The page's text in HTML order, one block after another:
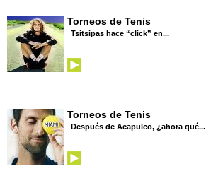
Torneos de Tenis
Tsitsipas hace “click” en...
Torneos de Tenis
Después de Acapulco, ¿ahora qué...